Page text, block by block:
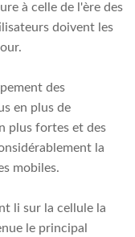
à celle de l'ère des
doivent les
des
en plus de
plus fortes et des
la
mobiles.
li sur la cellule la
le principal